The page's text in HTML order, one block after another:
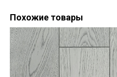
Похожие товары